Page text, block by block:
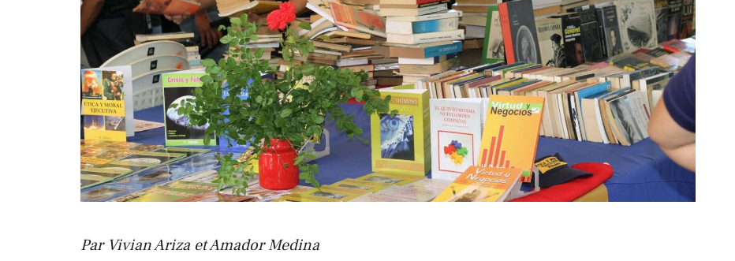
Par Vivian Ariza et Amador Medina